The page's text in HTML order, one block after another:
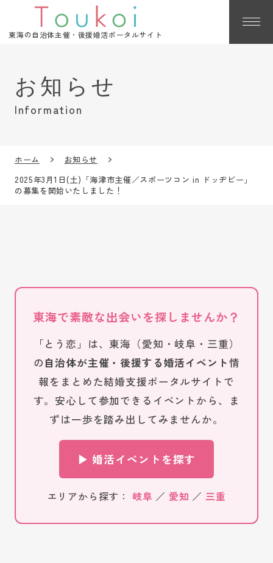
東海の自治体主催・後援婚活ポータルサイト
Information
ホーム
お知らせ
2025年3月1日(土)「海津市主催／スポーツコン in ドッヂビー」
の募集を開始いたしました！
東海で素敵な出会いを探しませんか？
「とう恋」は、東海（愛知・岐阜・三重）
の 自治体が主催・後援する婚活イベント情
報をまとめた結婚支援ポータルサイトで
す。安心して参加できるイベントから、ま
ずは一歩を踏み出してみませんか。
▶ 婚活イベントを探す
エリアから探す： 岐阜 ／ 愛知 ／ 三重